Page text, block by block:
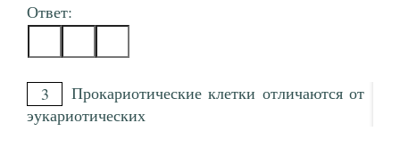
Ответ:
3
Прокариотические клетки отличаются от
эукариотических